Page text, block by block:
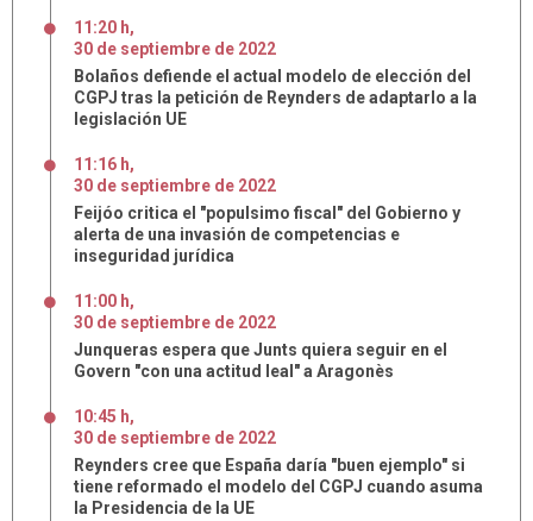
11:20 h,
30 de septiembre de 2022
Bolaños defiende el actual modelo de elección del
CGPJ tras la petición de Reynders de adaptarlo a la
legislación UE
11:16 h,
30 de septiembre de 2022
Feijóo critica el "populsimo fiscal" del Gobierno y
alerta de una invasión de competencias e
inseguridad jurídica
11:00 h,
30 de septiembre de 2022
Junqueras espera que Junts quiera seguir en el
Govern "con una actitud leal" a Aragonès
10:45 h,
30 de septiembre de 2022
Reynders cree que España daría "buen ejemplo" si
tiene reformado el modelo del CGPJ cuando asuma
la Presidencia de la UE